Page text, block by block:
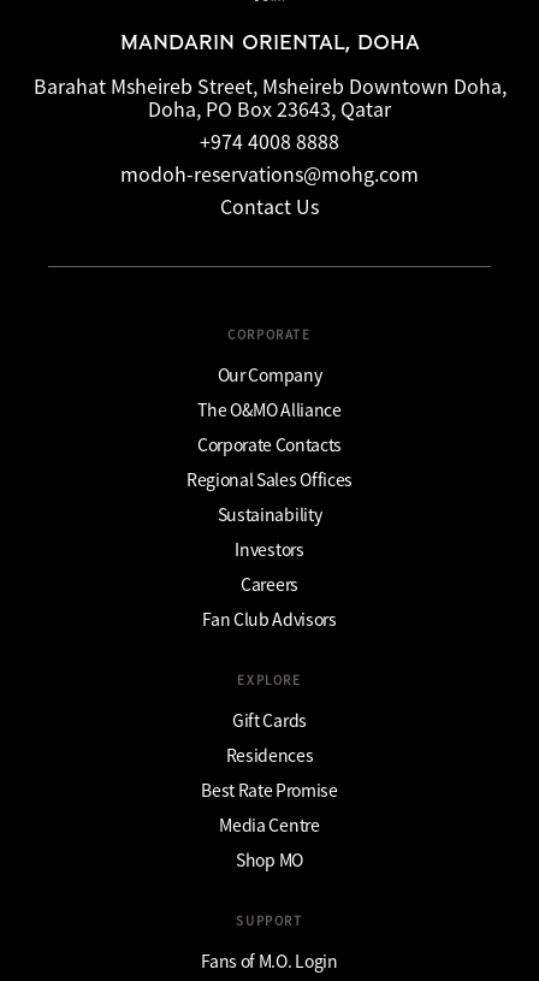
MANDARIN ORIENTAL, DOHA
Barahat Msheireb Street, Msheireb Downtown Doha,
Doha, PO Box 23643, Qatar
+974 4008 8888
modoh-reservations@mohg.com
Contact Us
CORPORATE
Our Company
The O&MO Alliance
Corporate Contacts
Regional Sales Offices
Sustainability
Investors
Careers
Fan Club Advisors
EXPLORE
Gift Cards
Residences
Best Rate Promise
Media Centre
Shop MO
SUPPORT
Fans of M.O. Login